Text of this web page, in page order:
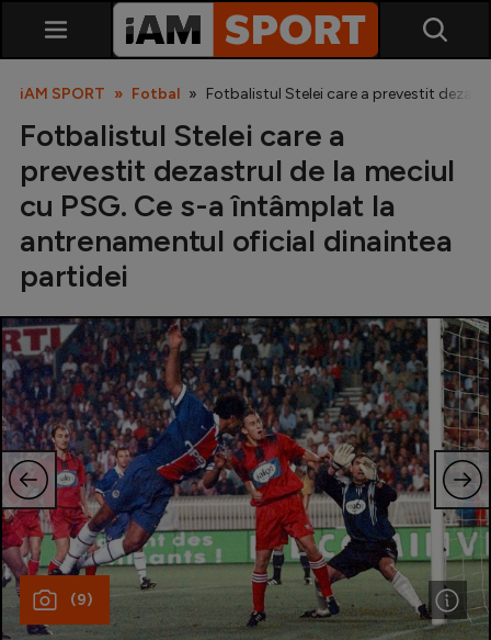
Liga 2
Cupa României
Echipa Națională
U21
Fotbal feminin
Special
Diverse
Inedit
iAM SPORT Fotbal Fotbalistul Stelei care a prevestit
Fotbalistul Stelei care a
prevestit dezastrul de la meciul
cu PSG. Ce s-a întâmplat la
antrenamentul oficial dinaintea
partidei
(9)